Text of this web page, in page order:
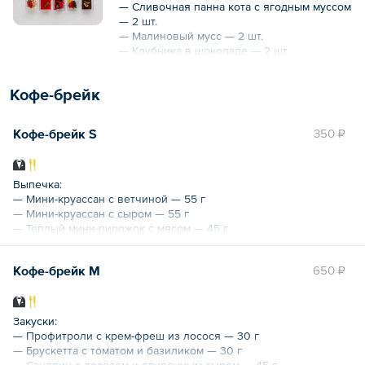
— Мусс из голубого сыра с грецким
орехом и виноградом с хрустиком — 2 шт.
Общий вес — 450 г
— Сливочная панна кота с ягодным муссом
— 2 шт.
— Малиновый мусс — 2 шт.
— Клубника в шоколаде — 2 шт.
Кофе-брейк
350 ₽
Кофе-брейк S
Выпечка:
— Мини-круассан с ветчиной — 55 г
— Мини-круассан с сыром — 55 г
— Теплый мини-пирожок с мясом — 45 г
— Теплый мини-пирожок с яблоком — 45 г
Десерт:
— Меренги — 20 г
Напитки:
— Чай черный/зеленый/фруктовый — 200 мл
— Кофе растворимый — 200 мл
650 ₽
Кофе-брейк M
Закуски:
— Профитроли с крем-фреш из лосося — 30 г
— Брускетта с томатом и базиликом — 30 г